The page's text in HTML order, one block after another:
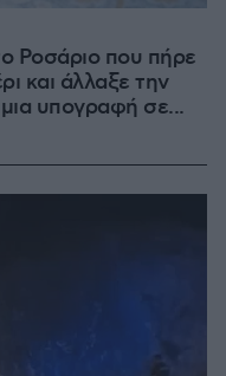
Ροσάριο που πήρε
και άλλαξε την
υπογραφή σε...